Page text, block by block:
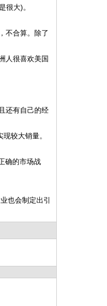
很大)。
不合算。除了
人很喜欢美国
还有自己的经
现较大销量。
确的市场战
也会制定出引